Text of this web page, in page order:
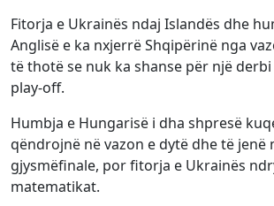
Fitorja e Ukrainës ndaj Islandës dhe
Anglisë e ka nxjerrë Shqipërinë nga
të thotë se nuk ka shanse për një
play-off.
Humbja e Hungarisë i dha shpresë
qëndrojnë në vazon e dytë dhe të jenë
gjysmëfinale, por fitorja e Ukrainës
matematikat.